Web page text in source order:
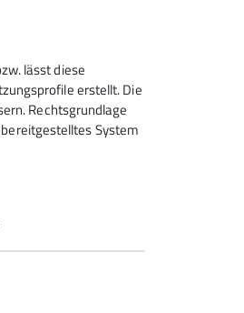
des Deutschen
e.V.
lässt diese
erstellt. Die
Rechtsgrundlage
System